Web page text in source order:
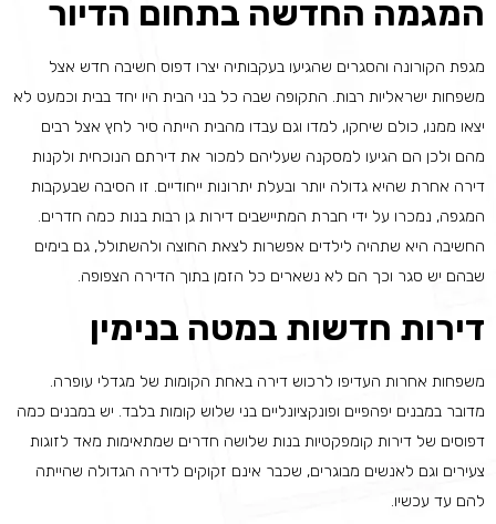
המגמה החדשה בתחום הדיור
מגפת הקורונה והסגרים שהגיעו בעקבותיה יצרו דפוס חשיבה חדש אצל
משפחות ישראליות רבות. התקופה שבה כל בני הבית היו יחד בבית וכמעט לא
יצאו ממנו, כולם שיחקו, למדו וגם עבדו מהבית הייתה סיר לחץ אצל רבים
מהם ולכן הם הגיעו למסקנה שעליהם למכור את דירתם הנוכחית ולקנות
דירה אחרת שהיא גדולה יותר ובעלת יתרונות ייחודיים. זו הסיבה שבעקבות
המגפה, נמכרו על ידי חברת המתיישבים דירות גן רבות בנות כמה חדרים.
החשיבה היא שתהיה לילדים אפשרות לצאת החוצה ולהשתולל, גם בימים
שבהם יש סגר וכך הם לא נשארים כל הזמן בתוך הדירה הצפופה.
דירות חדשות במטה בנימין
משפחות אחרות העדיפו לרכוש דירה באחת הקומות של מגדלי עופרה.
מדובר במבנים יפהפיים ופונקציונליים בני שלוש קומות בלבד. יש במבנים כמה
דפוסים של דירות קומפקטיות בנות שלושה חדרים שמתאימות מאד לזוגות
צעירים וגם לאנשים מבוגרים, שכבר אינם זקוקים לדירה הגדולה שהייתה
להם עד עכשיו.